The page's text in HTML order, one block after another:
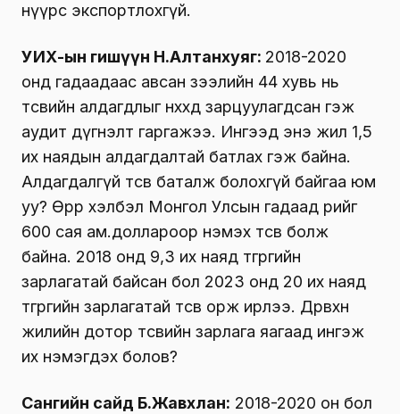
нүүрс экспортлохгүй.
УИХ-ын гишүүн Н.Алтанхуяг: 2018-2020
онд гадаадаас авсан зээлийн 44 хувь нь
төсвийн алдагдлыг нөхөхөд зарцуулагдсан гэж
аудит дүгнэлт гаргажээ. Ингээд энэ жил 1,5
их наядын алдагдалтай батлах гэж байна.
Алдагдалгүй төсөв баталж болохгүй байгаа юм
уу? Өөрөөр хэлбэл Монгол Улсын гадаад өрийг
600 сая ам.доллароор нэмэх төсөв болж
байна. 2018 онд 9,3 их наяд төгрөгийн
зарлагатай байсан бол 2023 онд 20 их наяд
төгрөгийн зарлагатай төсөв орж ирлээ. Дөрөвхөн
жилийн дотор төсвийн зарлага яагаад ингэж
их нэмэгдэх болов?
Сангийн сайд Б.Жавхлан: 2018-2020 он бол